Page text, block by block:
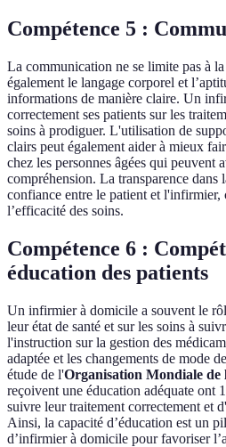
Compétence 5 :
La communication ne se limite pas à
également le langage corporel et
informations de manière claire. Un
correctement ses patients sur les
soins à prodiguer. L'utilisation de
clairs peut également aider à mieux
chez les personnes âgées qui peuvent
compréhension. La transparence
confiance entre le patient et l'infirmier,
l’efficacité des soins.
Compétence 6 :
éducation des patients
Un infirmier à domicile a souvent le
leur état de santé et sur les soins à
l'instruction sur la gestion des
adaptée et les changements de mode
étude de l'Organisation Mondiale de
reçoivent une éducation adéquate ont
suivre leur traitement correctement et
Ainsi, la capacité d’éducation est un
d’infirmier à domicile pour favoriser